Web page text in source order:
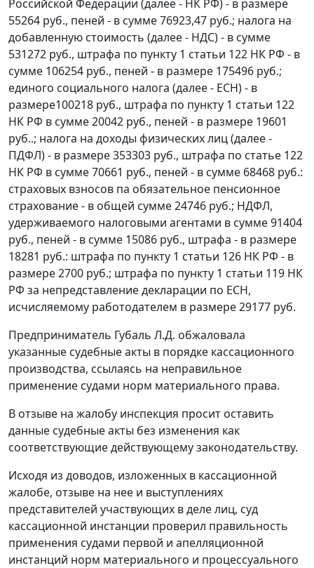
Российской Федерации (далее - НК РФ) - в размере
55264 руб., пеней - в сумме 76923,47 руб.; налога на
добавленную стоимость (далее - НДС) - в сумме
531272 руб., штрафа по пункту 1 статьи 122 НК РФ - в
сумме 106254 руб., пеней - в размере 175496 руб.;
единого социального налога (далее - ЕСН) - в
размере100218 руб., штрафа по пункту 1 статьи 122
НК РФ в сумме 20042 руб., пеней - в размере 19601
руб..; налога на доходы физических лиц (далее -
ПДФЛ) - в размере 353303 руб., штрафа по статье 122
НК РФ в сумме 70661 руб., пеней - в сумме 68468 руб.:
страховых взносов па обязательное пенсионное
страхование - в общей сумме 24746 руб.; НДФЛ,
удерживаемого налоговыми агентами в сумме 91404
руб., пеней - в сумме 15086 руб., штрафа - в размере
18281 руб.: штрафа по пункту 1 статьи 126 НК РФ - в
размере 2700 руб.; штрафа по пункту 1 статьи 119 НК
РФ за непредставление декларации по ЕСН,
исчисляемому работодателем в размере 29177 руб.
Предприниматель Губаль Л.Д. обжаловала
указанные судебные акты в порядке кассационного
производства, ссылаясь на неправильное
применение судами норм материального права.
В отзыве на жалобу инспекция просит оставить
данные судебные акты без изменения как
соответствующие действующему законодательству.
Исходя из доводов, изложенных в кассационной
жалобе, отзыве на нее и выступлениях
представителей участвующих в деле лиц, суд
кассационной инстанции проверил правильность
применения судами первой и апелляционной
инстанций норм материального и процессуального